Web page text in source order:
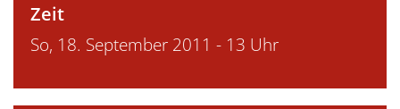
Zeit
So, 18. September 2011 - 13 Uhr